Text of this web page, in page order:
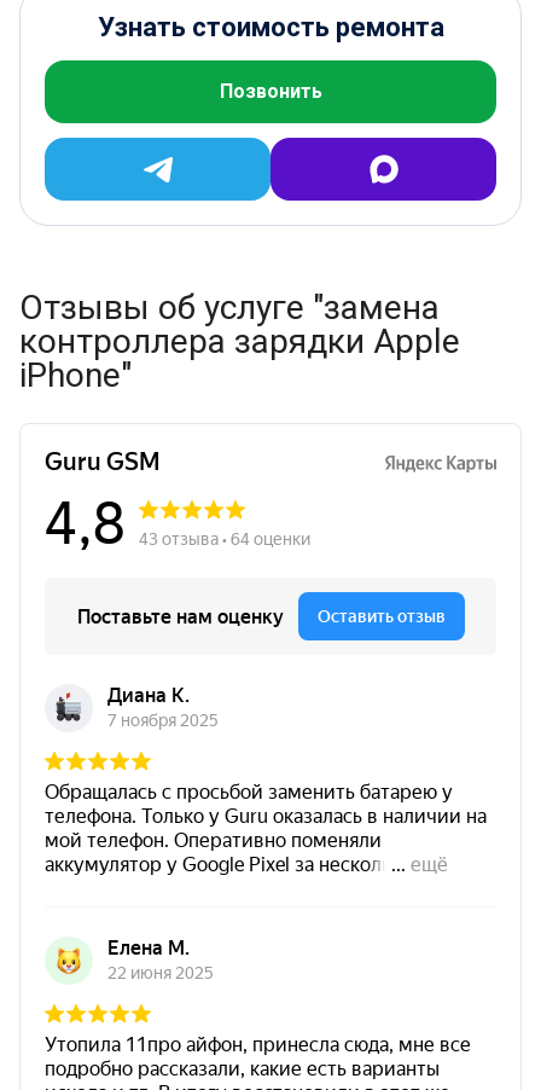
Узнать стоимость ремонта
Позвонить
Отзывы об услуге "замена
контроллера зарядки Apple
iPhone"